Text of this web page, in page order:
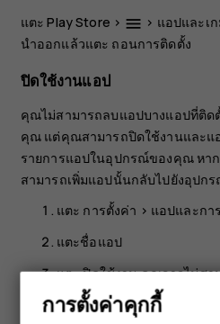
แตะPlay Store > menu > แอปและเ
นำออกแล้วแตะ ถอนการติดตั้ง
ปิดใช้งานแอป
คุณไม่สามารถลบแอปบางแอปที่ติด
คุณ แต่คุณสามารถปิดใช้งานและแ
รายการแอปในอุปกรณ์ของคุณ หา
สามารถเพิ่มแอปนั้นกลับไปยังอุปก
แตะ การตั้งค่า > แอปและกา
แตะชื่อแอป
แตะปิดใช้งานคุณอาจไม่สา
หากแอปที่ติดตั้งไว้ทำงานโดยอาศั
การตั้งค่าคุกกี้